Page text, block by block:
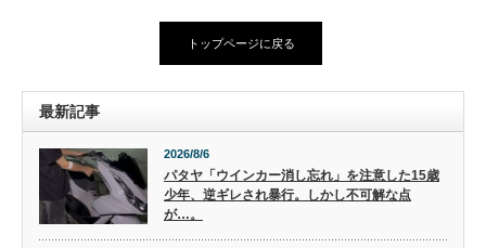
トップページに戻る
最新記事
2026/8/6
パタヤ「ウインカー消し忘れ」を注意した15歳
少年、逆ギレされ暴行。しかし不可解な点
が…。